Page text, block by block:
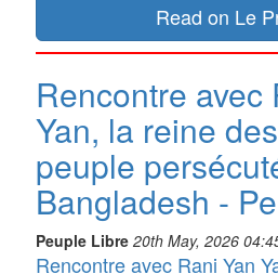
Read on Le
Rencontre avec
Yan, la reine
peuple
Bangladesh -
Peuple Libre 20th May, 2026
Rencontre avec Rani Yan